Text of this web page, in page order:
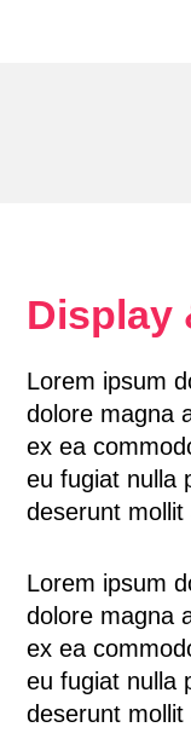
Display
Lorem ipsum
dolore magna
ex ea
eu fugiat nulla
deserunt
Lorem ipsum
dolore magna
ex ea
eu fugiat nulla
deserunt